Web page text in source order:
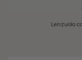
Lenzuolo